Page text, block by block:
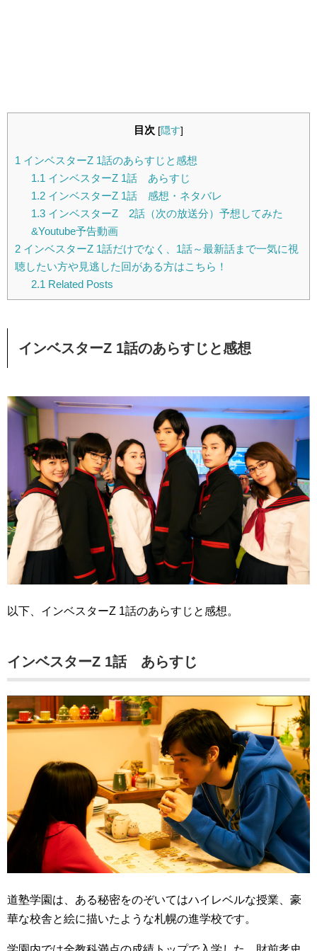
目次 [隠す]
1 インベスターZ 1話のあらすじと感想
1.1 インベスターZ 1話 あらすじ
1.2インベスターZ 1話 感想・ネタバレ
1.3インベスターZ 2話（次の放送分）予想してみた
&Youtube予告動画
2 インベスターZ 1話だけでなく、1話～最新話まで一気に視
聴したい方や見逃した回がある方はこちら！
2.1 Related Posts
インベスターZ 1話のあらすじと感想
以下、インベスターZ 1話のあらすじと感想。
インベスターZ 1話 あらすじ
道塾学園は、ある秘密をのぞいてはハイレベルな授業、豪
華な校舎と絵に描いたような札幌の進学校です。